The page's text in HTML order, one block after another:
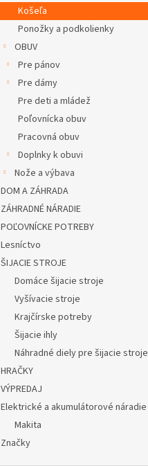
Košeľa
Ponožky a podkolienky
OBUV
Pre pánov
Pre dámy
Pre deti a mládež
Poľovnícka obuv
Pracovná obuv
Doplnky k obuvi
Nože a výbava
DOM A ZÁHRADA
ZÁHRADNÉ NÁRADIE
POĽOVNÍCKE POTREBY
Lesníctvo
ŠIJACIE STROJE
Domáce šijacie stroje
Vyšívacie stroje
Krajčírske potreby
Šijacie ihly
Náhradné diely pre šijacie stroje
HRAČKY
VÝPREDAJ
Elektrické a akumulátorové náradie
Makita
Značky